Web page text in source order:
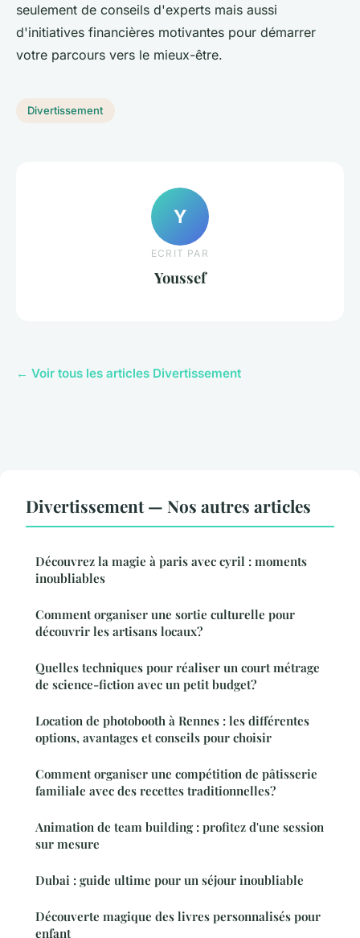
seulement de conseils d'experts mais aussi
d'initiatives financières motivantes pour démarrer
votre parcours vers le mieux-être.
Divertissement
Y
ECRIT PAR
Youssef
← Voir tous les articles Divertissement
Divertissement — Nos autres articles
Découvrez la magie à paris avec cyril : moments
inoubliables
Comment organiser une sortie culturelle pour
découvrir les artisans locaux?
Quelles techniques pour réaliser un court métrage
de science-fiction avec un petit budget?
Location de photobooth à Rennes : les différentes
options, avantages et conseils pour choisir
Comment organiser une compétition de pâtisserie
familiale avec des recettes traditionnelles?
Animation de team building : profitez d'une session
sur mesure
Dubai : guide ultime pour un séjour inoubliable
Découverte magique des livres personnalisés pour
enfant